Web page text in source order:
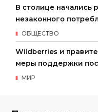
В столице начались
незаконного
ОБЩЕСТВО
Wildberries и
меры поддержки
МИР